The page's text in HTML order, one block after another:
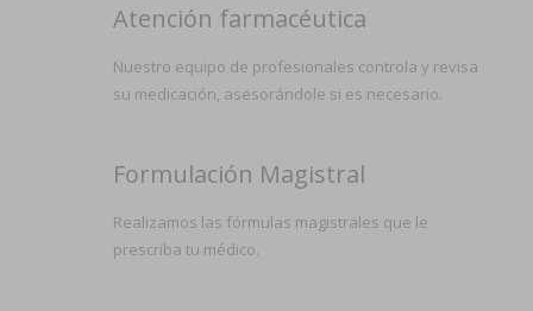
Atención farmacéutica
Nuestro equipo de profesionales controla y revisa
su medicación, asesorándole si es necesario.
Formulación Magistral
Realizamos las fórmulas magistrales que le
prescriba tu médico.